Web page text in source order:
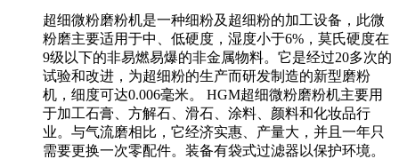
超细微粉磨粉机是一种细粉及超细粉的加工设备，此微
粉磨主要适用于中、低硬度，湿度小于6%，莫氏硬度在
9级以下的非易燃易爆的非金属物料。它是经过20多次的
试验和改进，为超细粉的生产而研发制造的新型磨粉
机，细度可达0.006毫米。 HGM超细微粉磨粉机主要用
于加工石膏、方解石、滑石、涂料、颜料和化妆品行
业。与气流磨相比，它经济实惠、产量大，并且一年只
需要更换一次零配件。装备有袋式过滤器以保护环境。